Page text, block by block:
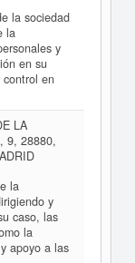
la sociedad
la
y
en su
en
LA
9, 28880,
la
y
caso, las
la
apoyo a las